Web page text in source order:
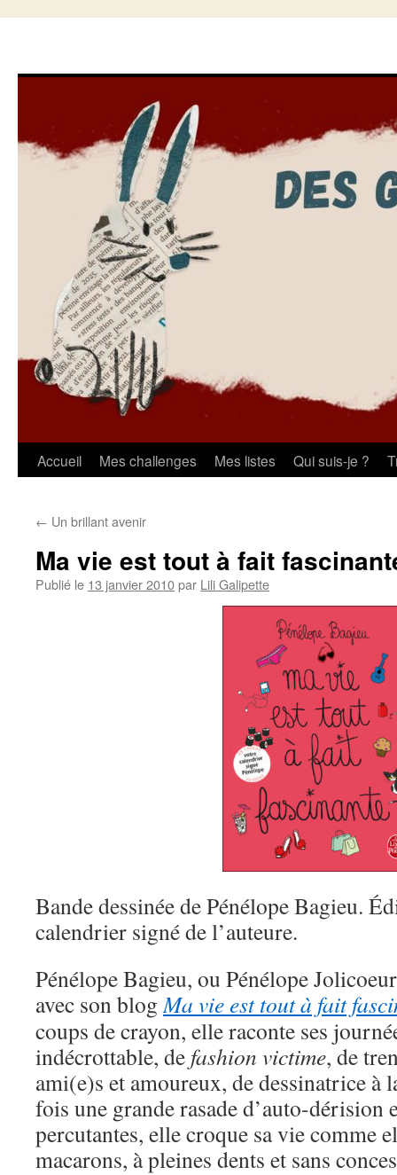
Aller
contenu
Accueil Mes challenges Mes listes Qui suis-je ?
← Un brillant avenir
Ma vie est tout à fait
Publié le 13 janvier 2010par Lili Galipette
Bande dessinée de Pénélope Bagieu.
calendrier signé de l’auteure.
Pénélope Bagieu, ou Pénélope
avec son blogMa vie est tout à fait
coups de crayon, elle raconte ses
indécrottable, de fashion victime, de
ami(e)s et amoureux, de dessinatrice à
fois une grande rasade d’auto-dérision
percutantes, elle croque sa vie comme
macarons, à pleines dents et sans